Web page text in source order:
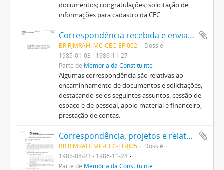
documentos; congratulações; solicitação de
informações para cadastro da CEC.
Correspondência recebida e enviada pela Comissão Provisória de Estudos Constitucionais recebida e/ou emitida, para o Banco Central e para o Ministro da Justiça
BR RJMRAHI MC-CEC-EF-002
Dossiê
1985-01-03 - 1986-11-27
Parte de Memória da Constituinte
Algumas correspondência são relativas ao
encaminhamento de documentos e solicitações,
destacando-se os seguintes assuntos: cessão de
espaço e de pessoal, apoio material e financeiro,
prestação de contas.
Correspondência, projetos e relatórios recebidos ou emitidos pela Comissão Provisória de Estudos Constitucionais relativos ao SEPRO, à EMBRATEL, à FGV e à FCRB
BR RJMRAHI MC-CEC-EF-005
Dossiê
1985-08-23 - 1986-11-28
Parte de Memória da Constituinte